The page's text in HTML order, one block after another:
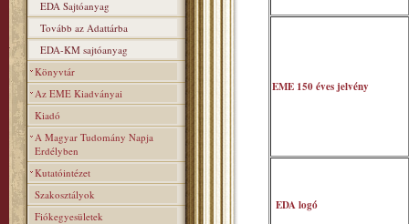
EDA Sajtóanyag
Tovább az Adattárba
EDA-KM sajtóanyag
Könyvtár
Az EME Kiadványai
Kiadó
A Magyar Tudomány Napja
Erdélyben
Kutatóintézet
Szakosztályok
Fiókegyesületek
EME 150 éves jelvény
EDA logó